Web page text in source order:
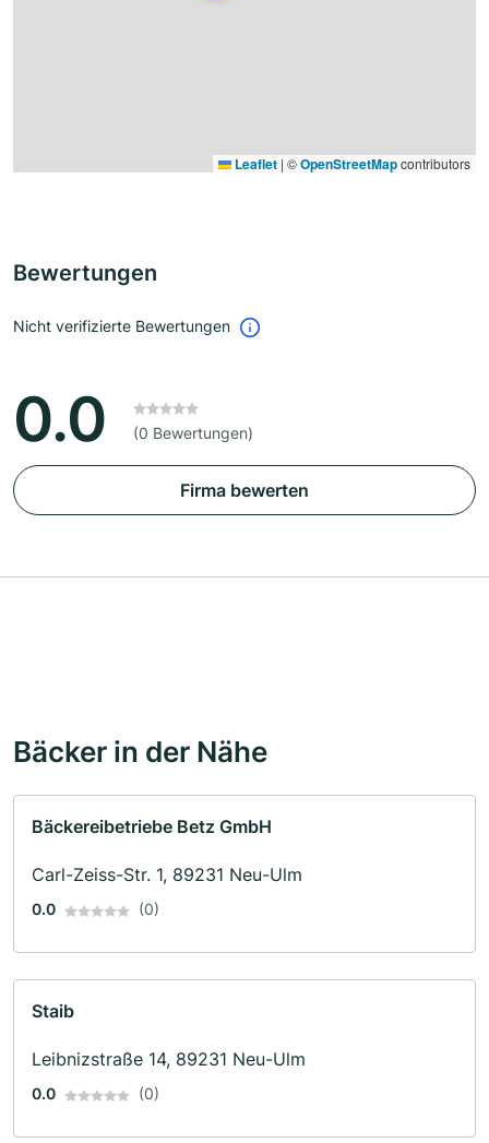
Leaflet | ©OpenStreetMapcontributors
Bewertungen
Nicht verifizierte Bewertungen
0.0 (0 Bewertungen)
Firma bewerten
Bäcker in der Nähe
Bäckereibetriebe Betz GmbH
Carl-Zeiss-Str. 1, 89231 Neu-Ulm
0.0 (0)
Staib
Leibnizstraße 14, 89231 Neu-Ulm
0.0 (0)